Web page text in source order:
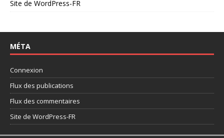
Site de WordPress-FR
MÉTA
Connexion
Flux des publications
Flux des commentaires
Site de WordPress-FR